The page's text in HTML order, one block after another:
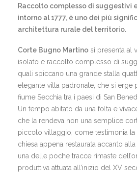
Raccolto complesso di suggestivi
intorno al 1777, è uno dei più
architettura rurale del territorio.
Corte Bugno Martino si presenta al
isolato e raccolto complesso di
quali spiccano una grande stalla
elegante villa padronale, che si erge
fiume Secchia tra i paesi di San
Un tempo abitato da una folta e
che la rendeva non una semplice
piccolo villaggio, come testimonia la
chiesa appena restaurata accanto
una delle poche tracce rimaste
produttiva attuata all’inizio del XV